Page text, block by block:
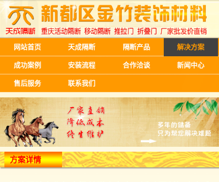
网站首页 天成隔断 隔断产品 解决方案
成功案例 安装流程 合作洽谈 新闻中心
售后服务 联系我们
方案详情